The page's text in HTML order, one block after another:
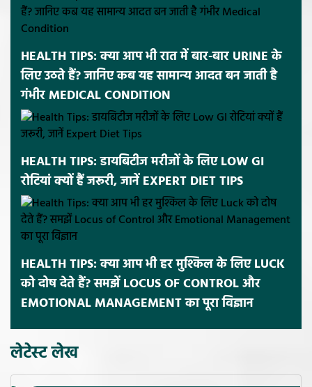
HEALTH TIPS: क्या आप भी रात में बार-बार URINE के
लिए उठते हैं? जानिए कब यह सामान्य आदत बन जाती है
गंभीर MEDICAL CONDITION
HEALTH TIPS: डायबिटीज मरीजों के लिए LOW GI
रोटियां क्यों हैं जरूरी, जानें EXPERT DIET TIPS
HEALTH TIPS: क्या आप भी हर मुश्किल के लिए LUCK
को दोष देते हैं? समझें LOCUS OF CONTROL और
EMOTIONAL MANAGEMENT का पूरा विज्ञान
लेटेस्ट लेख